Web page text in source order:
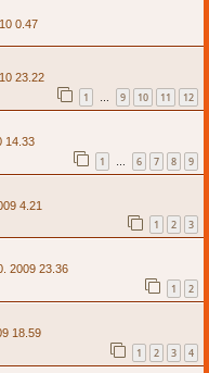
0.47
23.22
1 … 9 10 11 12
14.33
1 … 6 7 8 9
4.21
1 2 3
2009 23.36
1 2
18.59
1 2 3 4